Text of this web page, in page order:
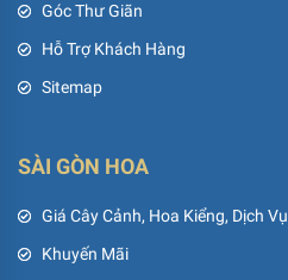
Góc Thư Giãn
Hỗ Trợ Khách Hàng
Sitemap
SÀI GÒN HOA
Giá Cây Cảnh, Hoa Kiểng, Dịch Vụ
Khuyến Mãi